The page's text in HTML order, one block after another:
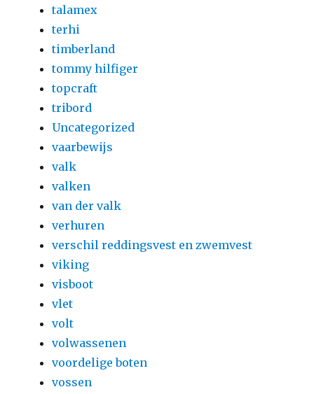
talamex
terhi
timberland
tommy hilfiger
topcraft
tribord
Uncategorized
vaarbewijs
valk
valken
van der valk
verhuren
verschil reddingsvest en zwemvest
viking
visboot
vlet
volt
volwassenen
voordelige boten
vossen